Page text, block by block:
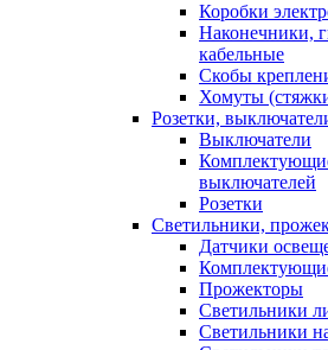
Коробки
Наконечники,
кабельные
Скобы
Хомуты
Розетки,
Выключатели
выключателей
Розетки
Светильники,
Датчики
Прожекторы
Светильники
Светильники